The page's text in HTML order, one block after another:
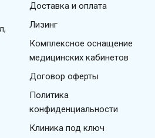
Доставка и оплата
Лизинг
Комплексное оснащение
медицинских кабинетов
Договор оферты
Политика
конфиденциальности
Клиника под ключ